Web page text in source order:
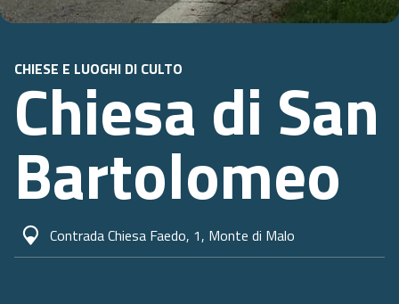
CHIESE E LUOGHI DI CULTO
Chiesa di San
Bartolomeo
Contrada Chiesa Faedo, 1, Monte di Malo